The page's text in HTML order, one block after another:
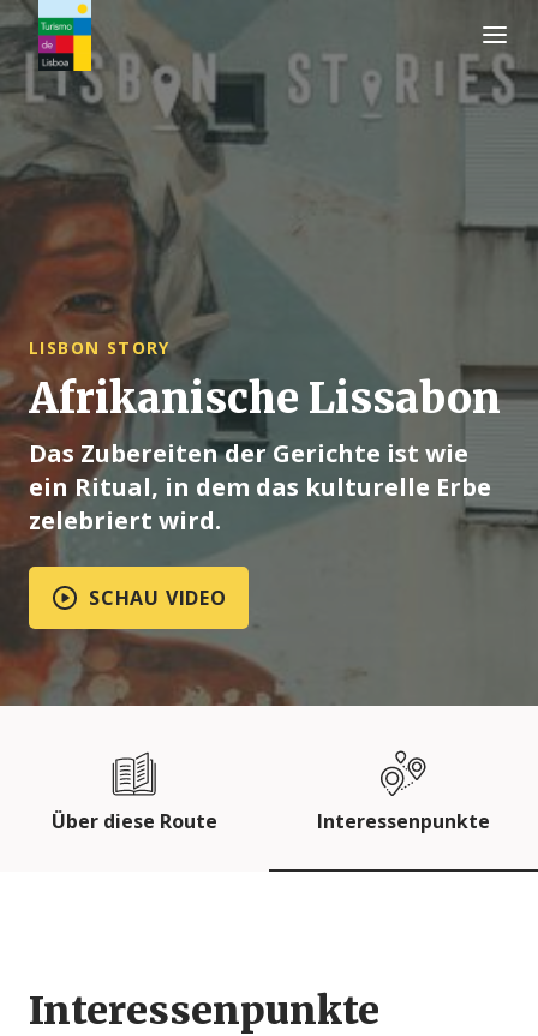
Turismo de Lisboa Logo
LISBON STORY
Afrikanische Lissabon
Das Zubereiten der Gerichte ist wie
ein Ritual, in dem das kulturelle Erbe
zelebriert wird.
SCHAU VIDEO
Über diese Route Interessenpunkte
Interessenpunkte